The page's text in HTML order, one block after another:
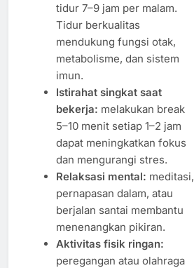
tidur 7–9 jam per malam.
Tidur berkualitas
mendukung fungsi otak,
metabolisme, dan sistem
imun.
Istirahat singkat saat
bekerja: melakukan break
5–10 menit setiap 1–2 jam
dapat meningkatkan fokus
dan mengurangi stres.
Relaksasi mental: meditasi,
pernapasan dalam, atau
berjalan santai membantu
menenangkan pikiran.
Aktivitas fisik ringan:
peregangan atau olahraga